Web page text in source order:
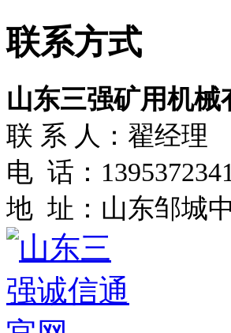
联系方式
山东三强矿用机械
联 系 人：翟经理
电 话：
地 址：山东邹城